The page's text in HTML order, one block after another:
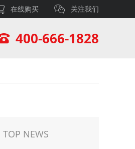
400-666-1828
在线购买 关注我们
TOP NEWS